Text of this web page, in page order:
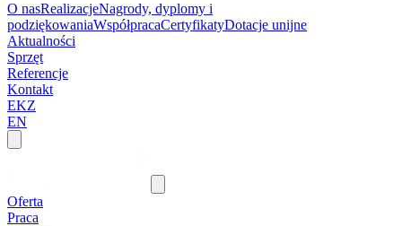
O nasRealizacjeNagrody, dyplomy i
podziękowaniaWspółpracaCertyfikatyDotacje unijne
Aktualności
Sprzęt
Referencje
Kontakt
EKZ
EN
Oferta
Praca